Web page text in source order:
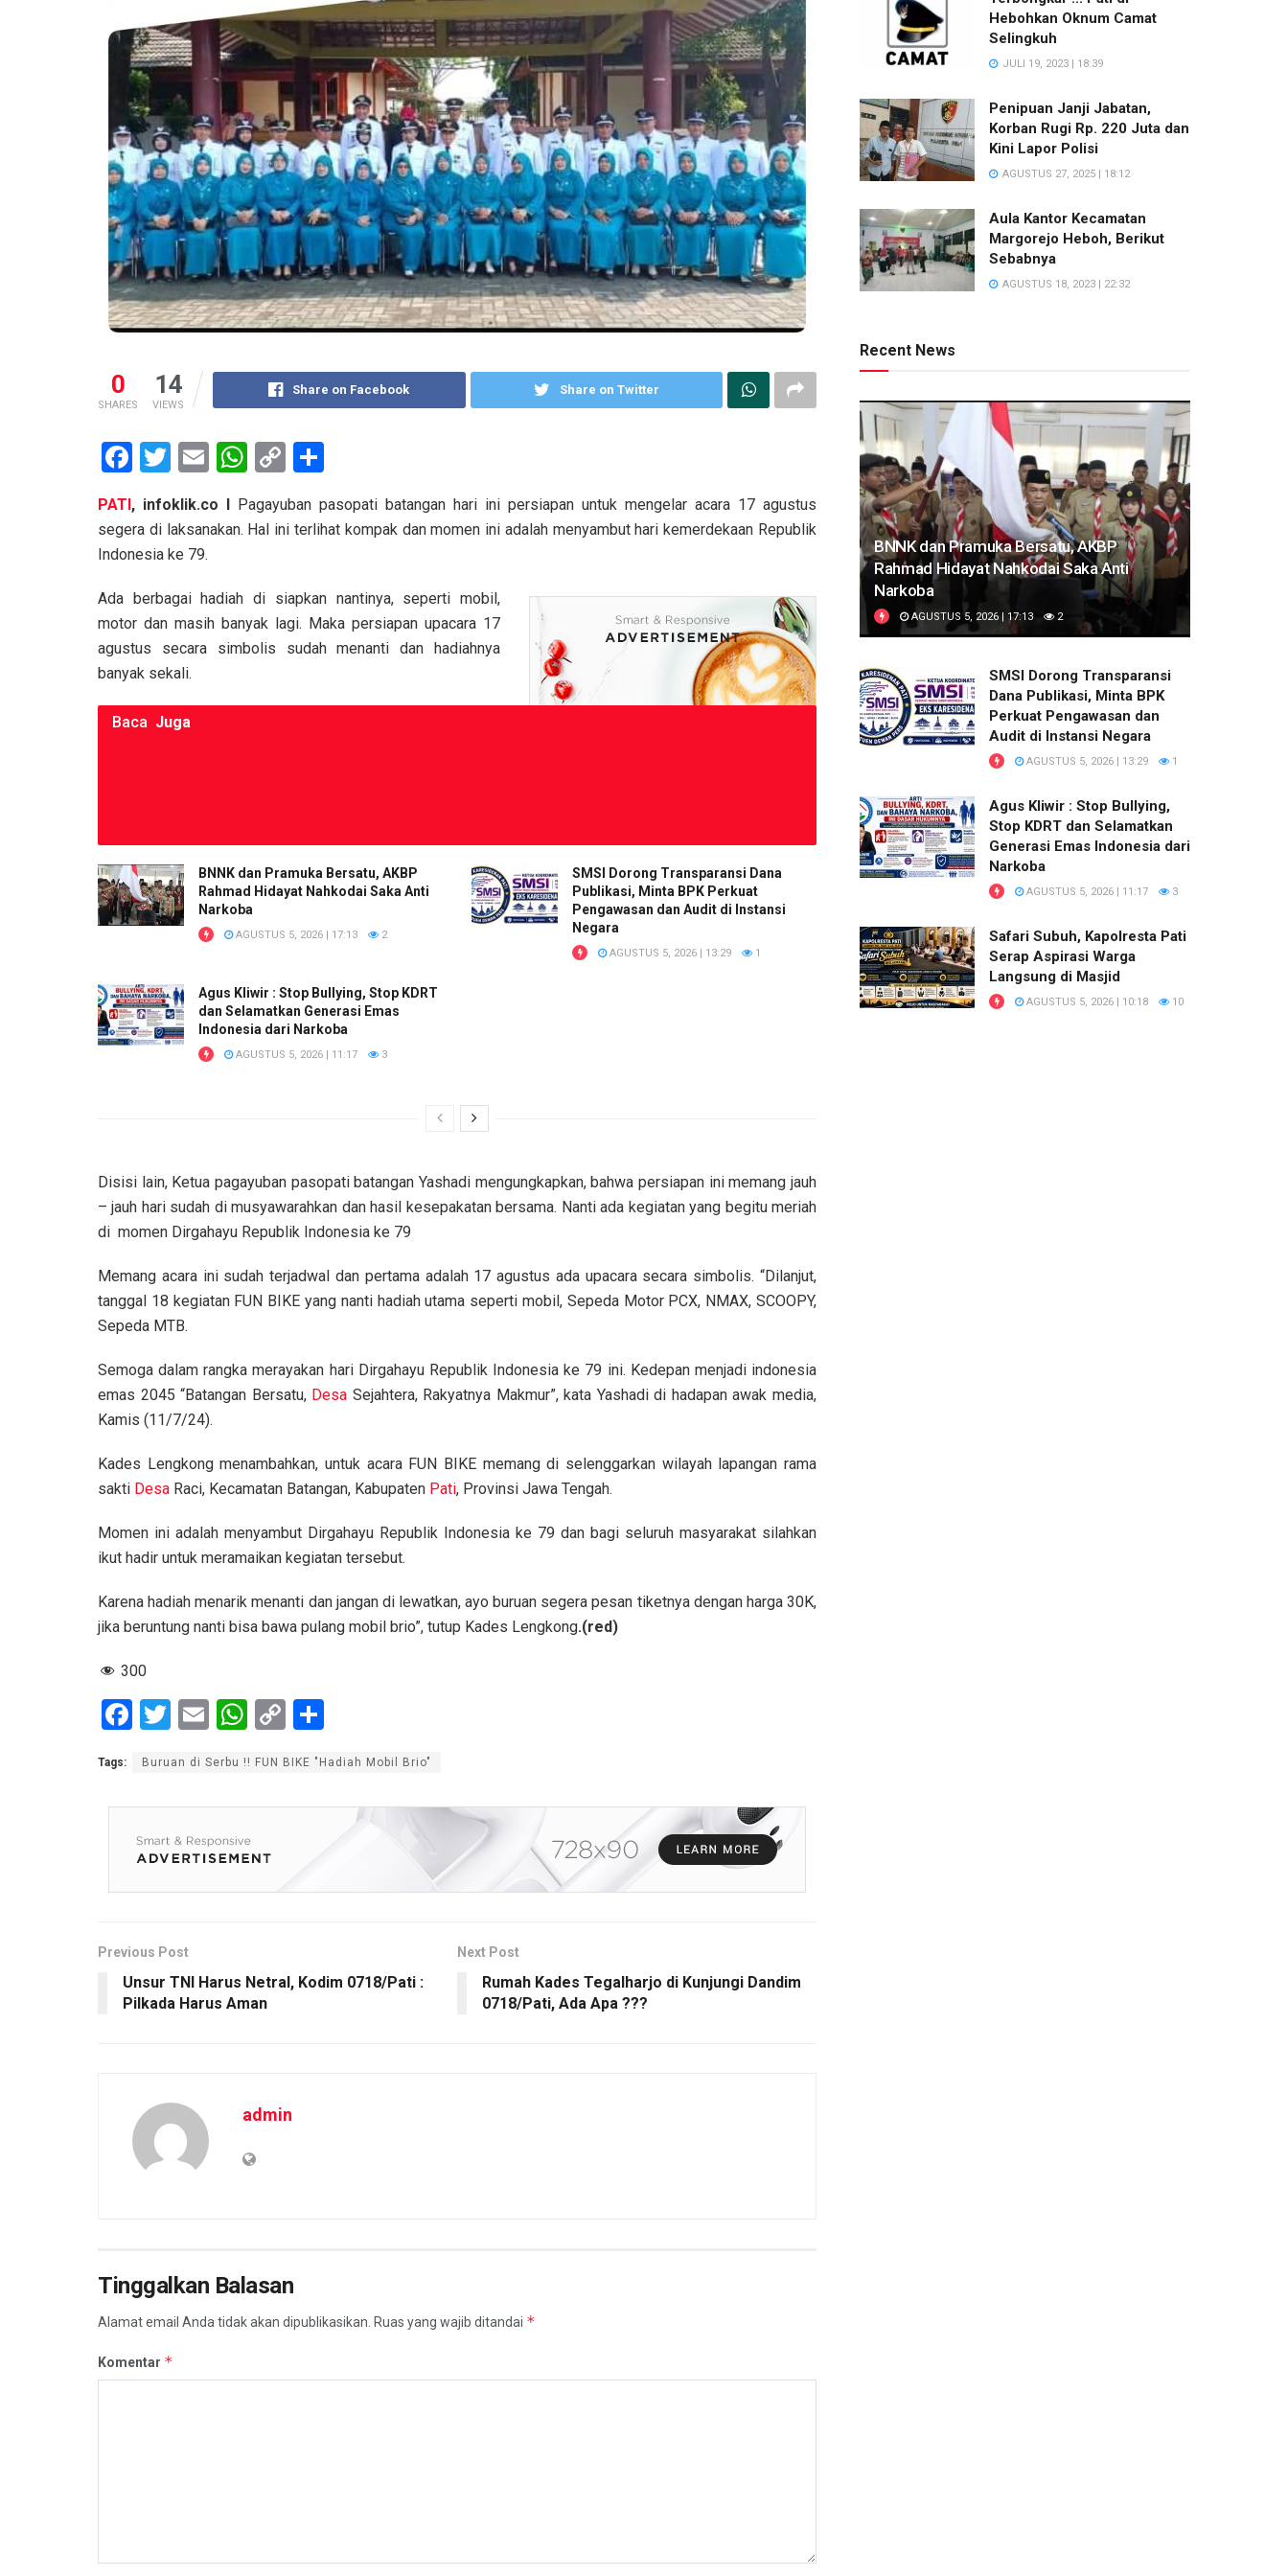
0
SHARES
14
VIEWS
Share on Facebook Share on Twitter
F
ce
b
o
k
T
tt
er
E
ail
W
at
p
p
C
py
k
ar
PATI, infoklik.co I Pagayuban pasopati batangan hari ini persiapan untuk mengelar acara 17 agustus
segera di laksanakan. Hal ini terlihat kompak dan momen ini adalah menyambut hari kemerdekaan Republik
Indonesia ke 79.
Ada berbagai hadiah di siapkan nantinya, seperti mobil,
motor dan masih banyak lagi. Maka persiapan upacara 17
agustus secara simbolis sudah menanti dan hadiahnya
banyak sekali.
Baca Juga
BNNK dan Pramuka Bersatu, AKBP
Rahmad Hidayat Nahkodai Saka Anti
Narkoba
AGUSTUS 5, 2026 | 17:13 2
SMSI Dorong Transparansi Dana
Publikasi, Minta BPK Perkuat
Pengawasan dan Audit di Instansi
Negara
AGUSTUS 5, 2026 | 13:29 1
Agus Kliwir : Stop Bullying, Stop KDRT
dan Selamatkan Generasi Emas
Indonesia dari Narkoba
AGUSTUS 5, 2026 | 11:17 3
Disisi lain, Ketua pagayuban pasopati batangan Yashadi mengungkapkan, bahwa persiapan ini memang jauh
– jauh hari sudah di musyawarahkan dan hasil kesepakatan bersama. Nanti ada kegiatan yang begitu meriah
di momen Dirgahayu Republik Indonesia ke 79
Memang acara ini sudah terjadwal dan pertama adalah 17 agustus ada upacara secara simbolis. “Dilanjut,
tanggal 18 kegiatan FUN BIKE yang nanti hadiah utama seperti mobil, Sepeda Motor PCX, NMAX, SCOOPY,
Sepeda MTB.
Semoga dalam rangka merayakan hari Dirgahayu Republik Indonesia ke 79 ini. Kedepan menjadi indonesia
emas 2045 “Batangan Bersatu, Desa Sejahtera, Rakyatnya Makmur”, kata Yashadi di hadapan awak media,
Kamis (11/7/24).
Kades Lengkong menambahkan, untuk acara FUN BIKE memang di selenggarkan wilayah lapangan rama
sakti Desa Raci, Kecamatan Batangan, Kabupaten Pati, Provinsi Jawa Tengah.
Momen ini adalah menyambut Dirgahayu Republik Indonesia ke 79 dan bagi seluruh masyarakat silahkan
ikut hadir untuk meramaikan kegiatan tersebut.
Karena hadiah menarik menanti dan jangan di lewatkan, ayo buruan segera pesan tiketnya dengan harga 30K,
jika beruntung nanti bisa bawa pulang mobil brio”, tutup Kades Lengkong.(red)
300
F
ce
b
o
o
k
T
tt
er
E
ail
W
at
s
A
p
p
C
py
Li
ar
e
Tags: Buruan di Serbu !! FUN BIKE "Hadiah Mobil Brio"
Previous Post
Unsur TNI Harus Netral, Kodim 0718/Pati :
Pilkada Harus Aman
Next Post
Rumah Kades Tegalharjo di Kunjungi Dandim
0718/Pati, Ada Apa ???
admin
Tinggalkan Balasan
Alamat email Anda tidak akan dipublikasikan. Ruas yang wajib ditandai *
Komentar *
Hebohkan Oknum Camat
Selingkuh
JULI 19, 2023 | 18:39
Penipuan Janji Jabatan,
Korban Rugi Rp. 220 Juta dan
Kini Lapor Polisi
AGUSTUS 27, 2025 | 18:12
Aula Kantor Kecamatan
Margorejo Heboh, Berikut
Sebabnya
AGUSTUS 18, 2023 | 22:32
Recent News
BNNK dan Pramuka Bersatu, AKBP
Rahmad Hidayat Nahkodai Saka Anti
Narkoba
AGUSTUS 5, 2026 | 17:13 2
SMSI Dorong Transparansi
Dana Publikasi, Minta BPK
Perkuat Pengawasan dan
Audit di Instansi Negara
AGUSTUS 5, 2026 | 13:29 1
Agus Kliwir : Stop Bullying,
Stop KDRT dan Selamatkan
Generasi Emas Indonesia dari
Narkoba
AGUSTUS 5, 2026 | 11:17 3
Safari Subuh, Kapolresta Pati
Serap Aspirasi Warga
Langsung di Masjid
AGUSTUS 5, 2026 | 10:18 10